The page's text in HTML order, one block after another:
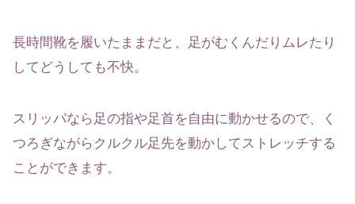
長時間靴を履いたままだと、足がむくんだりムレたり
してどうしても不快。
スリッパなら足の指や足首を自由に動かせるので、く
つろぎながらクルクル足先を動かしてストレッチする
ことができます。